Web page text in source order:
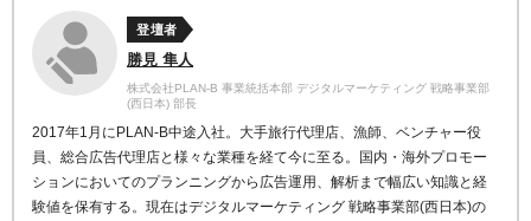
登壇者
勝見 隼人
株式会社PLAN-B 事業統括本部 デジタルマーケティング 戦略事業部
(西日本) 部長
2017年1月にPLAN-B中途入社。大手旅行代理店、漁師、ベンチャー役
員、総合広告代理店と様々な業種を経て今に至る。国内・海外プロモー
ションにおいてのプランニングから広告運用、解析まで幅広い知識と経
験値を保有する。現在はデジタルマーケティング 戦略事業部(西日本)の